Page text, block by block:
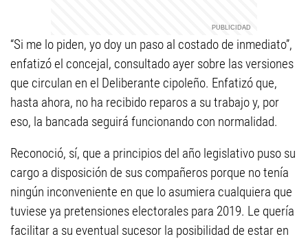
“Si me lo piden, yo doy un paso al costado de inmediato”,
enfatizó el concejal, consultado ayer sobre las versiones
que circulan en el Deliberante cipoleño. Enfatizó que,
hasta ahora, no ha recibido reparos a su trabajo y, por
eso, la bancada seguirá funcionando con normalidad.
Reconoció, sí, que a principios del año legislativo puso su
cargo a disposición de sus compañeros porque no tenía
ningún inconveniente en que lo asumiera cualquiera que
tuviese ya pretensiones electorales para 2019. Le quería
facilitar a su eventual sucesor la posibilidad de estar en